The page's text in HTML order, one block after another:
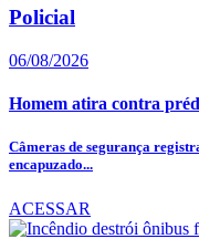
Policial
06/08/2026
Homem atira contra
Câmeras de segurança
encapuzado...
ACESSAR